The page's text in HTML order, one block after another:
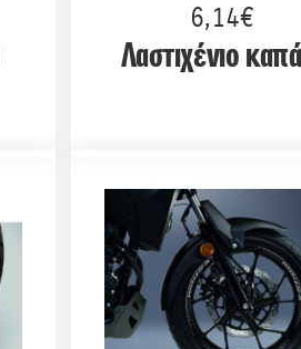
6,14€
Λαστιχένιο